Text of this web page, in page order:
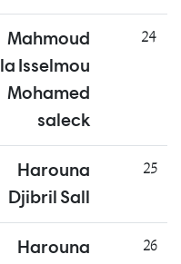
24
Mahmoud
Isselmou
Mohamed
saleck
25
Harouna
Djibril Sall
26
Harouna